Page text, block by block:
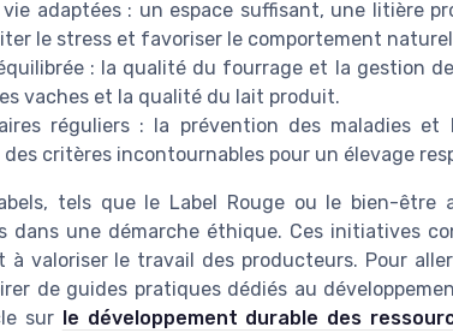
adaptées : un espace suffisant, une litière
le stress et favoriser le comportement
: la qualité du fourrage et la gestion
vaches et la qualité du lait produit.
réguliers : la prévention des maladies
critères incontournables pour un élevage
tels que le Label Rouge ou le bien-être
dans une démarche éthique. Ces initiatives
à valoriser le travail des producteurs. Pour
de guides pratiques dédiés au
sur le développement durable des